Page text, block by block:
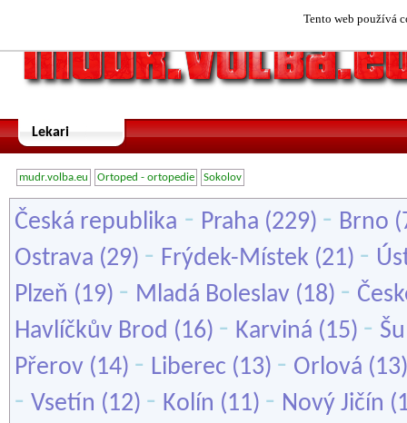
Tento web používá
Lekari
mudr.volba.eu Ortoped - ortopedie Sokolov
Česká republika - Praha (229) - Brno
Ostrava (29) - Frýdek-Místek (21) -
Plzeň (19) - Mladá Boleslav (18) -
Havlíčkův Brod (16) - Karviná (15) -
Přerov (14) - Liberec (13) - Orlová
- Vsetín (12) - Kolín (11) - Nový Jičín